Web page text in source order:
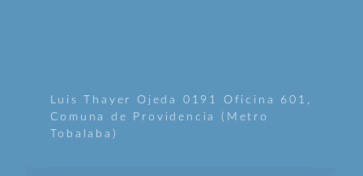
Luis Thayer Ojeda 0191 Oficina 601,
Comuna de Providencia (Metro
Tobalaba)